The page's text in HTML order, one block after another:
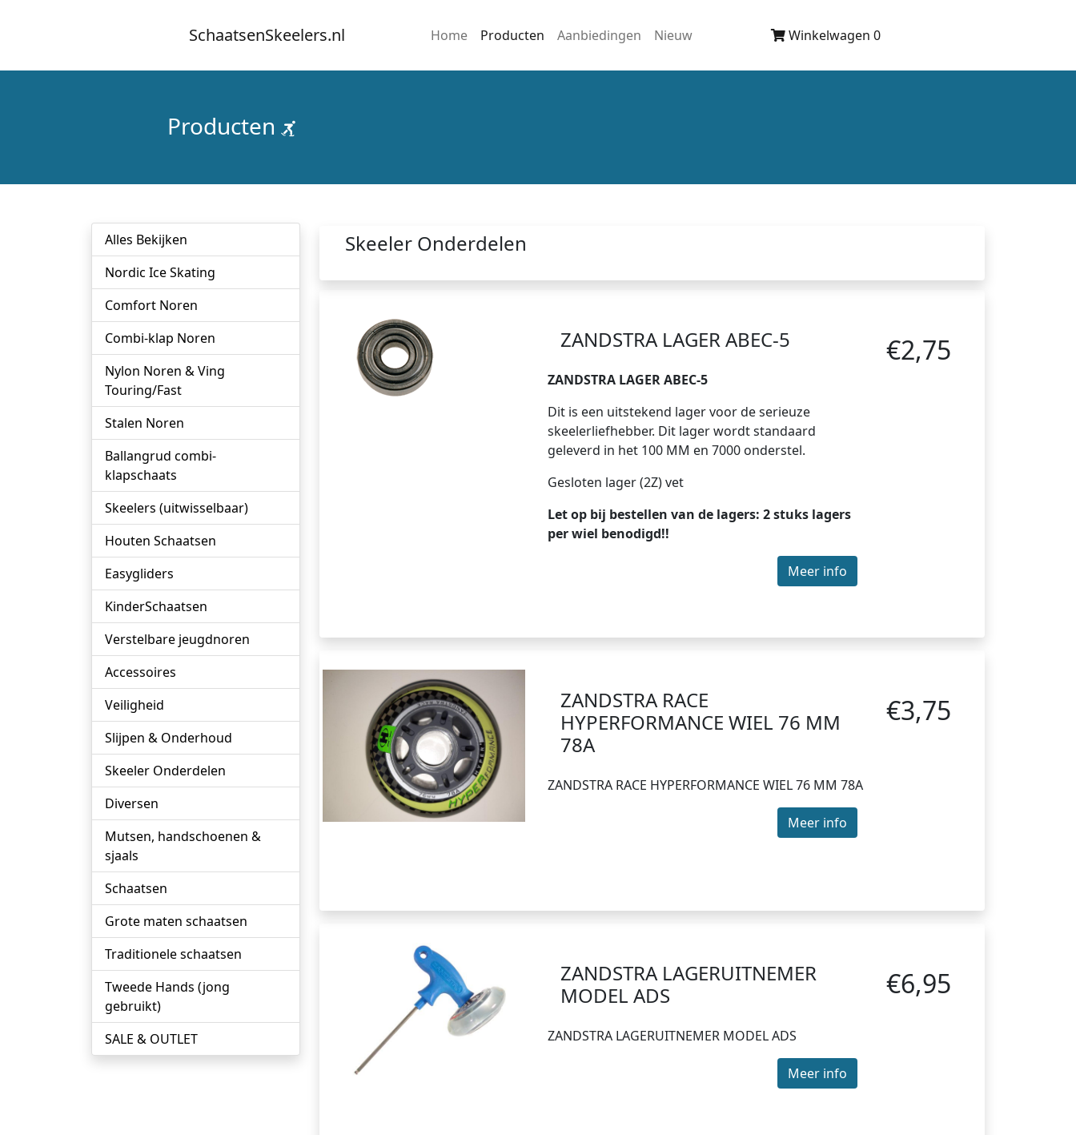
SchaatsenSkeelers.nl Home Producten Aanbiedingen Nieuw Winkelwagen 0
Producten
Alles Bekijken
Nordic Ice Skating
Comfort Noren
Combi-klap Noren
Nylon Noren & Ving
Touring/Fast
Stalen Noren
Ballangrud combi-
klapschaats
Skeelers (uitwisselbaar)
Houten Schaatsen
Easygliders
KinderSchaatsen
Verstelbare jeugdnoren
Accessoires
Veiligheid
Slijpen & Onderhoud
Skeeler Onderdelen
Diversen
Mutsen, handschoenen &
sjaals
Schaatsen
Grote maten schaatsen
Traditionele schaatsen
Tweede Hands (jong
gebruikt)
SALE & OUTLET
Skeeler Onderdelen
ZANDSTRA LAGER ABEC-5
ZANDSTRA LAGER ABEC-5
Dit is een uitstekend lager voor de serieuze
skeelerliefhebber. Dit lager wordt standaard
geleverd in het 100 MM en 7000 onderstel.
Gesloten lager (2Z) vet
Let op bij bestellen van de lagers: 2 stuks lagers
per wiel benodigd!!
Meer info
€2,75
ZANDSTRA RACE
HYPERFORMANCE WIEL 76 MM
78A
ZANDSTRA RACE HYPERFORMANCE WIEL 76 MM 78A
Meer info
€3,75
ZANDSTRA LAGERUITNEMER
MODEL ADS
ZANDSTRA LAGERUITNEMER MODEL ADS
Meer info
€6,95